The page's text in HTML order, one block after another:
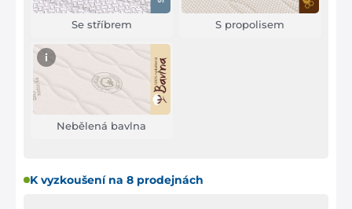
Se stříbrem S propolisem
Nebělená bavlna
i
K vyzkoušení na 8 prodejnách